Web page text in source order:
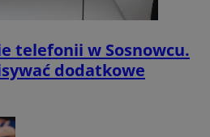
telefonii w Sosnowcu.
dodatkowe